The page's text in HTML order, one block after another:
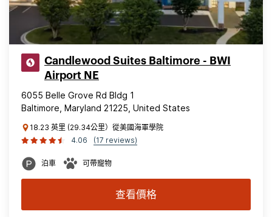
Candlewood Suites Baltimore - BWI
Airport NE
6055 Belle Grove Rd Bldg 1
Baltimore, Maryland 21225, United States
18.23 英里 (29.34公里）從美國海軍學院
4.06
(17 reviews)
泊車 可帶寵物
查看價格